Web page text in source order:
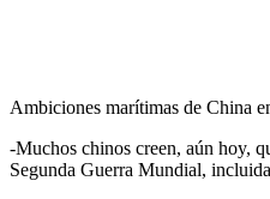
Ambiciones marítimas de China
-Muchos chinos creen, aún hoy,
Segunda Guerra Mundial,